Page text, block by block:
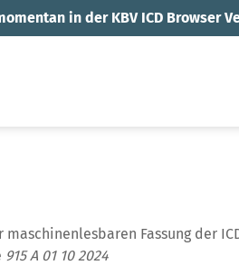
in der KBV ICD Browser
Fassung der
915 A 01 10 2024